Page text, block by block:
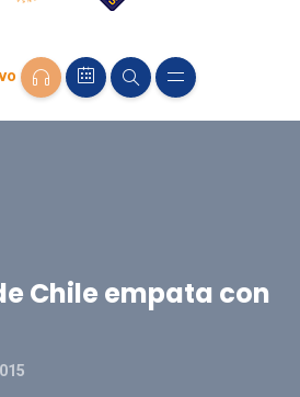
Chile empata con